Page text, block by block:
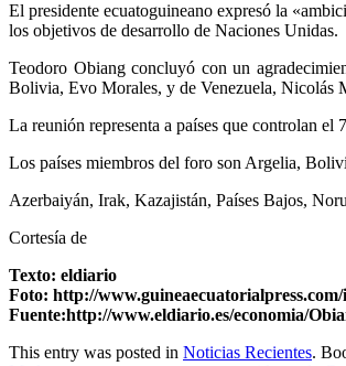
El presidente ecuatoguineano expresó la
los objetivos de desarrollo de Naciones Unidas.
Teodoro Obiang concluyó con un
Bolivia, Evo Morales, y de Venezuela, Nicolás
La reunión representa a países que controlan
Los países miembros del foro son Argelia,
Azerbaiyán, Irak, Kazajistán, Países Bajos,
Cortesía de
Texto: eldiario
Foto: http://
Fuente:http://www.eldiario.es/economia/
This entry was posted in Noticias Recientes.